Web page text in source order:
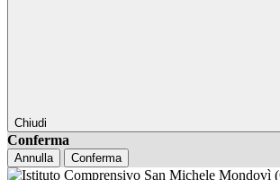
Chiudi
Conferma
Annulla Conferma